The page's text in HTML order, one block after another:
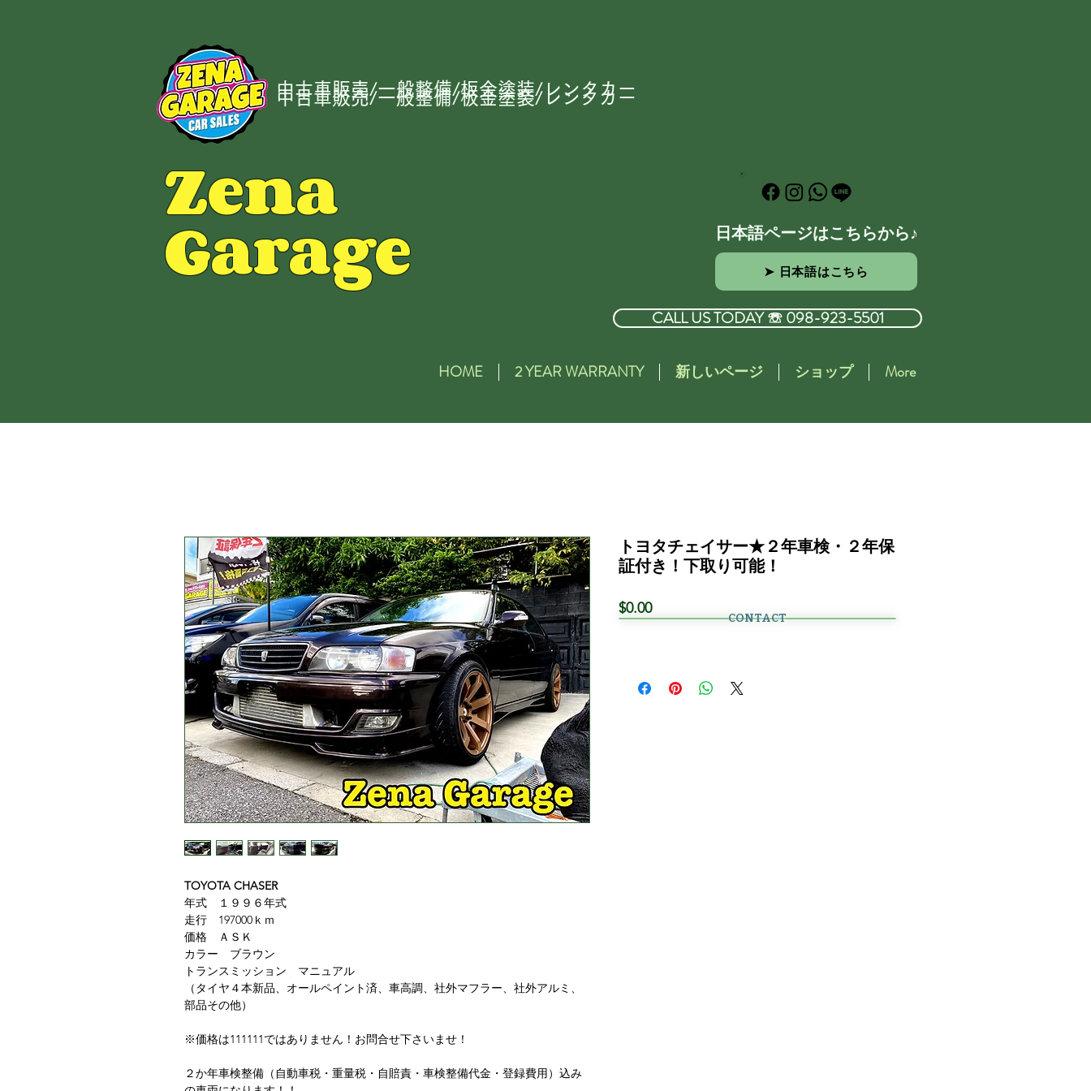
中古車販売/一般整備/板金塗装/レンタカー
中古車販売/一般整備/板金塗装/レンタカー
Zena
Garage 日本語ページはこちらから♪
➤ 日本語はこちら
CALL US TODAY ☏ 098-923-5501
HOME 2 YEAR WARRANTY 新しいページ ショップ More
TOYOTA CHASER
年式 １９９６年式
走行 197000ｋｍ
価格 ＡＳＫ
カラー ブラウン
トランスミッション マニュアル
（タイヤ４本新品、オールペイント済、車高調、社外マフラー、社外アルミ、
部品その他）
※価格は111111ではありません！お問合せ下さいませ！
２か年車検整備（自動車税・重量税・自賠責・車検整備代金・登録費用）込み
トヨタチェイサー★２年車検・２年保
証付き！下取り可能！
$0.00価
格
CONTACT